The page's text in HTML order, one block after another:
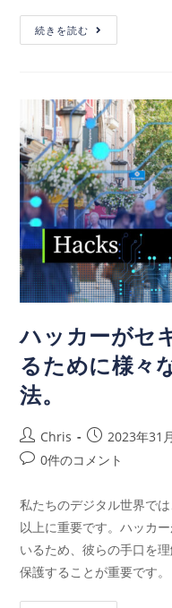
続きを読む
ハッカーがセ
るために様々
法。
Chris 2023年31
0件のコメント
私たちのデジタル世界で
以上に重要です。ハッカ
いるため、彼らの手口を
保護することが重要です。